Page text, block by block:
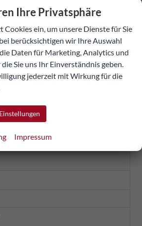
Ihre Privatsphäre
Cookies ein, um unsere Dienste für Sie
berücksichtigen wir Ihre Auswahl
Daten für Marketing, Analytics und
Sie uns Ihr Einverständnis geben.
jederzeit mit Wirkung für die
Einstellungen
Impressum